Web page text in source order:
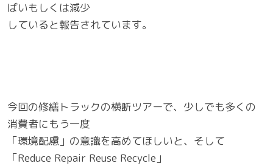
ばいもしくは減少
していると報告されています。
今回の修繕トラックの横断ツアーで、少しでも多くの
消費者にもう一度
「環境配慮」の意識を高めてほしいと、そして
「Reduce Repair Reuse Recycle」